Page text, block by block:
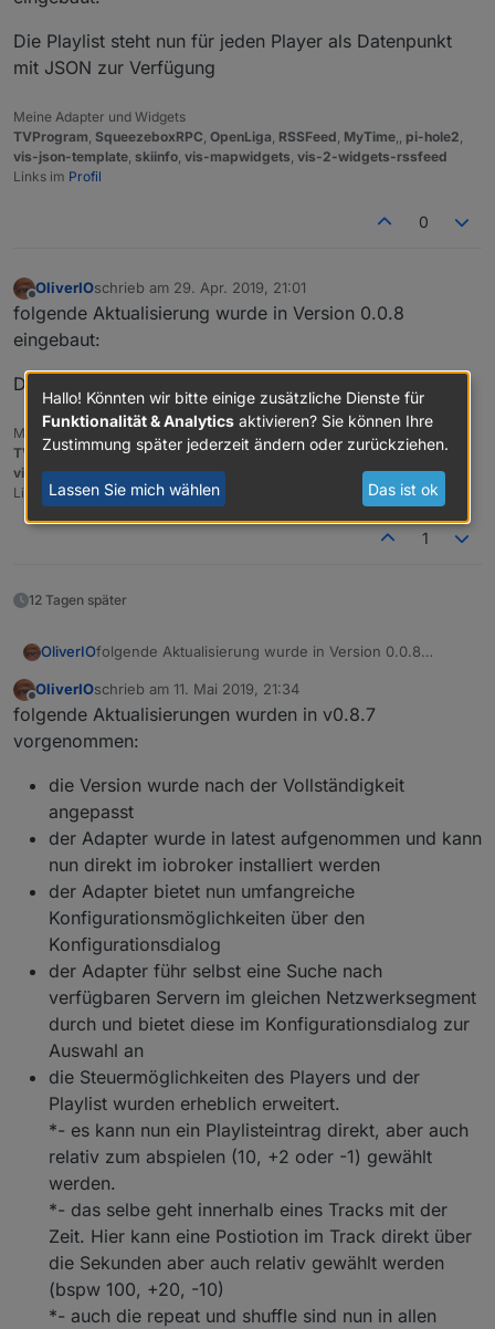
Die Playlist steht nun für jeden Player als Datenpunkt
mit JSON zur Verfügung
Meine Adapter und Widgets
TVProgram, SqueezeboxRPC, OpenLiga, RSSFeed, MyTime,, pi-hole2,
vis-json-template, skiinfo, vis-mapwidgets, vis-2-widgets-rssfeed
Links im Profil
0
Offline
OliverIOschrieb am 29. Apr. 2019, 21:01
zuletzt editiert von
folgende Aktualisierung wurde in Version 0.0.8
eingebaut:
Die Playlist als JSON-String hat nun mehr Attribute.
Meine Adapter und Widgets
TVProgram ,SqueezeboxRPC,OpenLiga,RSSFeed, MyTime,,pi-hole2
vis-json-template,skiinfo,vis-mapwidgets
vis-2-widgets-rssfeed
Links imProfil
1
12 Tagen später
OliverIOfolgende Aktualisierung wurde in Version 0.0.8
Die Playlist als JSON-String hat nun mehr Attribute.
Offline
OliverIOschrieb am 11. Mai 2019, 21:34
zuletzt editiert von
folgende Aktualisierungen wurden in v0.8.7
vorgenommen:
die Version wurde nach der Vollständigkeit
angepasst
der Adapter wurde in latest aufgenommen und kann
nun direkt im iobroker installiert werden
der Adapter bietet nun umfangreiche
Konfigurationsmöglichkeiten über den
Konfigurationsdialog
der Adapter führ selbst eine Suche nach
verfügbaren Servern im gleichen Netzwerksegment
durch und bietet diese im Konfigurationsdialog zur
Auswahl an
die Steuermöglichkeiten des Players und der
Playlist wurden erheblich erweitert.
*- es kann nun ein Playlisteintrag direkt, aber auch
relativ zum abspielen (10, +2 oder -1) gewählt
werden.
*- das selbe geht innerhalb eines Tracks mit der
Zeit. Hier kann eine Postiotion im Track direkt über
die Sekunden aber auch relativ gewählt werden
(bspw 100, +20, -10)
*- auch die repeat und shuffle sind nun in allen
Hallo! Könnten wir bitte einige zusätzliche Dienste für
Funktionalität & Analytics aktivieren? Sie können Ihre
Zustimmung später jederzeit ändern oder zurückziehen.
Lassen Sie mich wählen Das ist ok